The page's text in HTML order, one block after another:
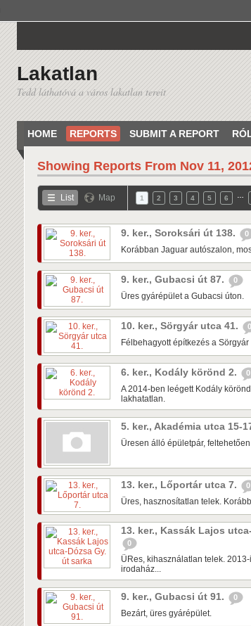
Lakatlan
Tedd láthatóvá a város lakatlan tereit
HOME REPORTS SUBMIT A REPORT
Showing Reports From Nov 11,
List Map 1 2 3 4 5 6
9. ker., Soroksári út 138. 0
Korábban Jaguar autószalon,
9. ker., Gubacsi út 87. 0
Üres gyárépület a Gubacsi úton.
10. ker., Sörgyár utca 41. 0
Félbehagyott építkezés a
6. ker., Kodály körönd 2. 0
A 2014-ben leégett Kodály
lakhatatlan.
5. ker., Akadémia utca 15-
Üresen álló épületpár,
13. ker., Lőportár utca 7. 0
Üres, hasznosítatlan telek.
13. ker., Kassák Lajos
0
ÜRes, kihasználatlan telek.
irodaház...
9. ker., Gubacsi út 91. 0
Bezárt, üres gyárépület.